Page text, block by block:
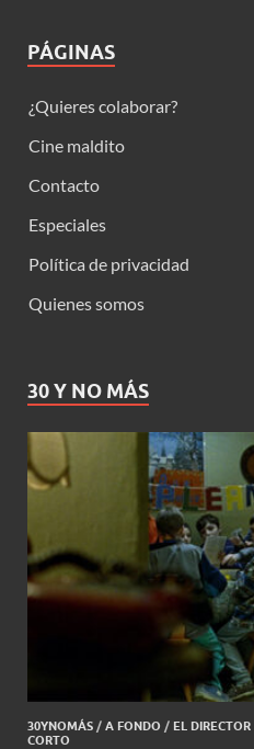
PÁGINAS
¿Quieres colaborar?
Cine maldito
Contacto
Especiales
Política de privacidad
Quienes somos
30 Y NO MÁS
30YNOMÁS / A FONDO / EL
CORTO